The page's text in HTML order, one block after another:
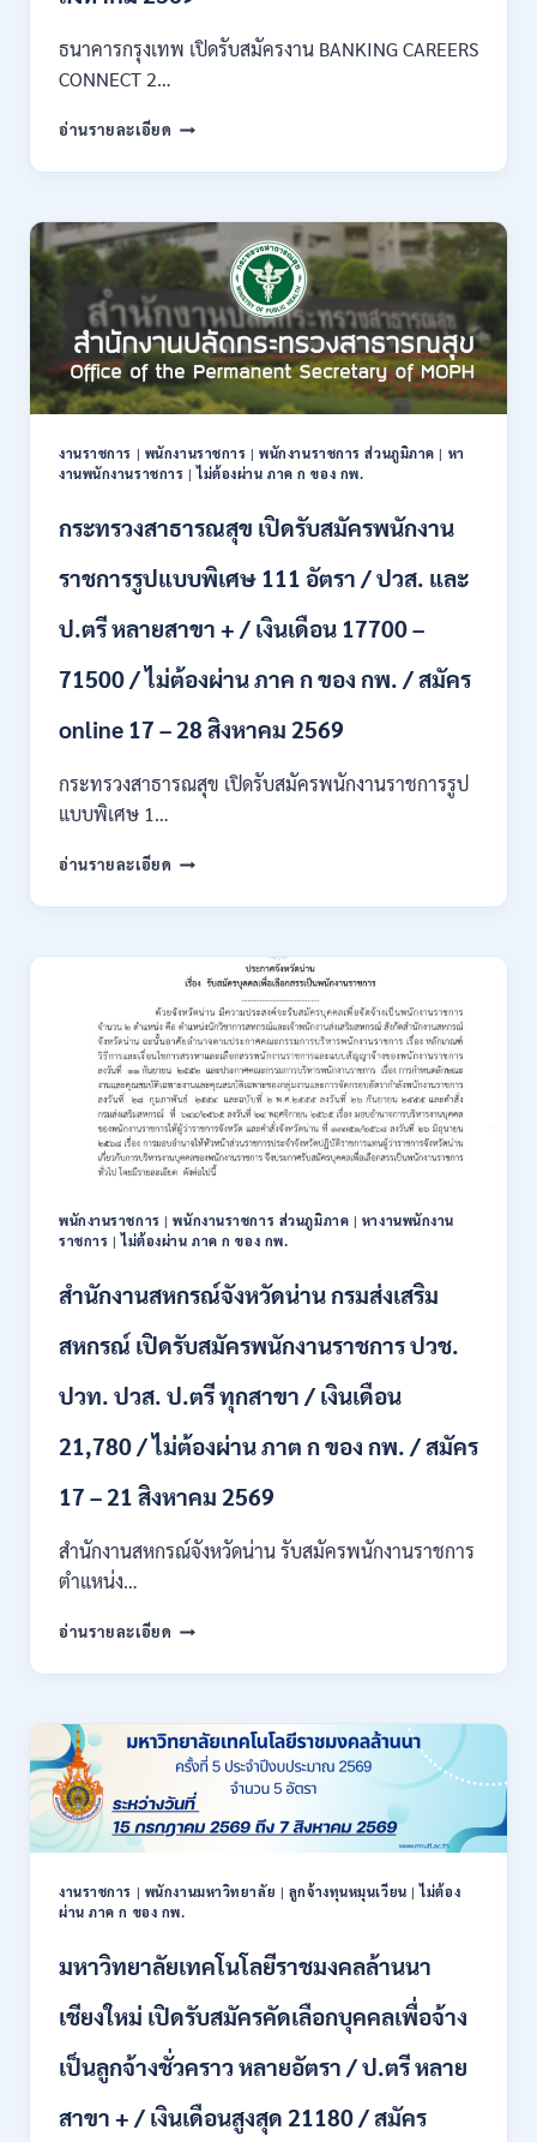
–
ธนาคารกรุงเทพ เปิดรับสมัครงาน BANKING CAREERS
CONNECT 2…
อ่านรายละเอียด ธนาคาร
เปิด
สมัคร
งาน
40
ตำแหน่ง
/
ปริญญา
ตรี
หลาย
ขึ้น
ไป
ยินดี
นักศึกษา
ใหม่
สมัคร
8
งานราชการ | พนักงานราชการ |พนักงานราชการ ส่วนภูมิภาค | หา
งานพนักงานราชการ |ไม่ต้องผ่าน ภาค ก ของ กพ.
กระทรวงสาธารณสุข เปิดรับสมัครพนักงาน
ราชการรูปแบบพิเศษ 111 อัตรา / ปวส. และ
ป.ตรี หลายสาขา + / เงินเดือน 17700 –
71500 / ไม่ต้องผ่าน ภาค ก ของ กพ. / สมัคร
online 17 – 28 สิงหาคม 2569
กระทรวงสาธารณสุข เปิดรับสมัครพนักงานราชการรูป
แบบพิเศษ 1…
อ่านรายละเอียด กระทรวง
เปิด
สมัคร
พนักงาน
ราชการ
รูป
แบบ
พิเศษ
111
อัตรา
/
ปวส.
ป.ตรี
หลาย
+
เงิน
17700
–
71500
/
ต้อง
ภาค
กพ.
สมัคร
17
–
28
สิงหาคม
2569
พนักงานราชการ |พนักงานราชการ ส่วนภูมิภาค | หางานพนักงาน
ราชการ |ไม่ต้องผ่าน ภาค ก ของ กพ.
สำนักงานสหกรณ์จังหวัดน่าน กรมส่งเสริม
สหกรณ์ เปิดรับสมัครพนักงานราชการ ปวช.
ปวท. ปวส. ป.ตรี ทุกสาขา / เงินเดือน
21,780 / ไม่ต้องผ่าน ภาต ก ของ กพ. / สมัคร
17 – 21 สิงหาคม 2569
สำนักงานสหกรณ์จังหวัดน่าน รับสมัครพนักงานราชการ
ตำแหน่ง…
อ่านรายละเอียด สำนักงาน
จังหวัด
กรม
ส่ง
เสริม
สหกรณ์
เปิด
รับ
พนักงาน
ราชการ
ปวท.
ป.ตรี
สาขา
/
เงิน
เดือน
งานราชการ | พนักงานมหาวิทยาลัย | ลูกจ้างทุนหมุนเวียน |ไม่ต้อง
ผ่าน ภาค ก ของ กพ.
มหาวิทยาลัยเทคโนโลยีราชมงคลล้านนา
เชียงใหม่ เปิดรับสมัครคัดเลือกบุคคลเพื่อจ้าง
เป็นลูกจ้างชั่วคราว หลายอัตรา / ป.ตรี หลาย
สาขา + / เงินเดือนสูงสุด 21180 / สมัคร